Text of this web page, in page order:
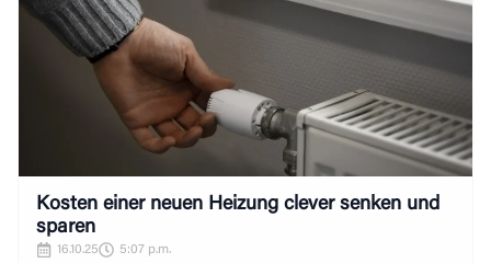
Kosten einer neuen Heizung clever senken und
sparen
16.10.25 5:07 p.m.